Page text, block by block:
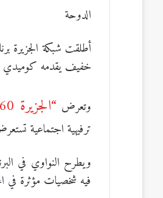
الدوحة
أطلقت شبكة الجزيرة
خفيف يقدمه
وتعرض“الجزيرة 360”
ترفيهية اجتماعية
ويطرح النواوي في
فيه شخصيات مؤثرة في